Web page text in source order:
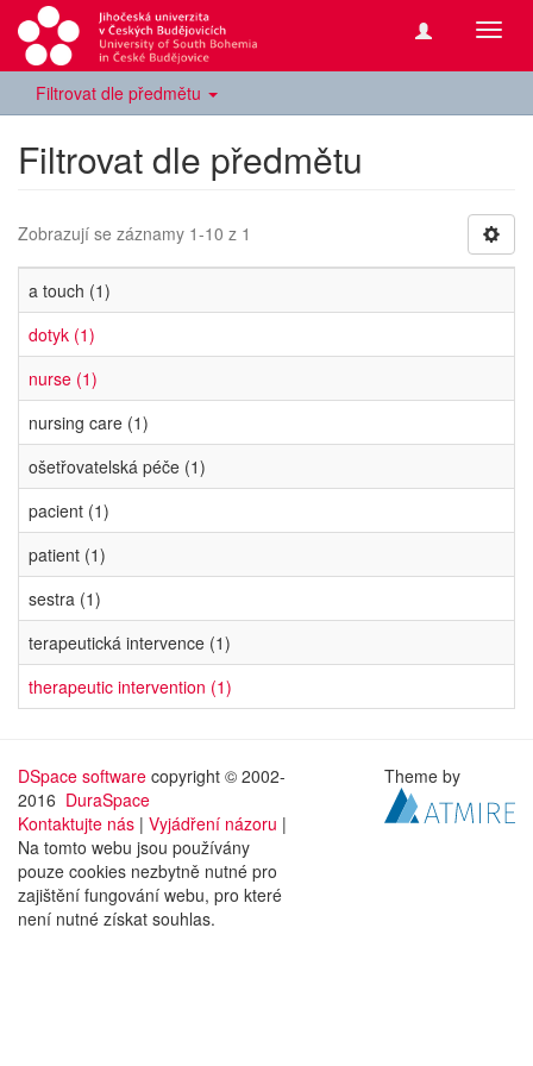
Filtrovat dle předmětu
Filtrovat dle předmětu
Zobrazují se záznamy 1-10 z 1
a touch (1)
dotyk (1)
nurse (1)
nursing care (1)
ošetřovatelská péče (1)
pacient (1)
patient (1)
sestra (1)
terapeutická intervence (1)
therapeutic intervention (1)
DSpace software copyright © 2002-
2016 DuraSpace
Kontaktujte nás | Vyjádření názoru |
Na tomto webu jsou používány
pouze cookies nezbytně nutné pro
zajištění fungování webu, pro které
není nutné získat souhlas.
Theme by